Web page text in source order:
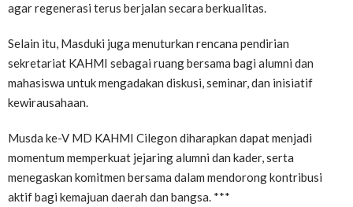
agar regenerasi terus berjalan secara berkualitas.
Selain itu, Masduki juga menuturkan rencana pendirian
sekretariat KAHMI sebagai ruang bersama bagi alumni dan
mahasiswa untuk mengadakan diskusi, seminar, dan inisiatif
kewirausahaan.
Musda ke-V MD KAHMI Cilegon diharapkan dapat menjadi
momentum memperkuat jejaring alumni dan kader, serta
menegaskan komitmen bersama dalam mendorong kontribusi
aktif bagi kemajuan daerah dan bangsa. ***